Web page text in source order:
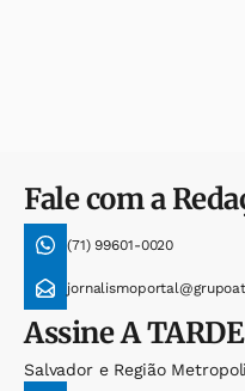
Fale com a
(71) 99601-0020
AssineA TARDE
Salvador e Região